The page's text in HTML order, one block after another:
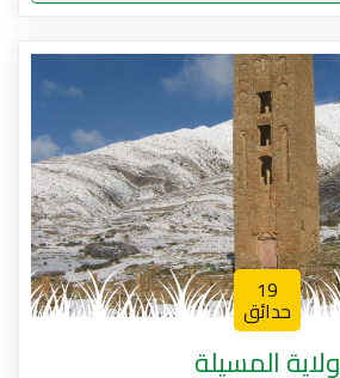
19
حدائق
ولاية المسيلة